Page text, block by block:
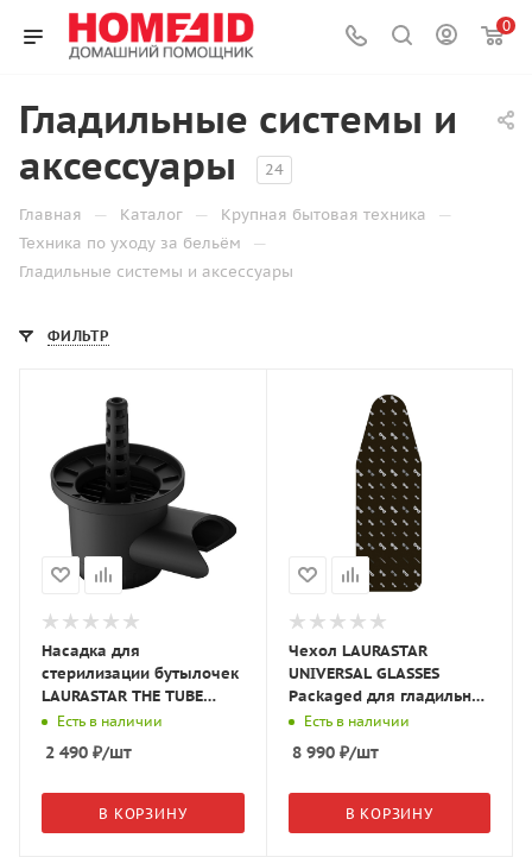
0
Гладильные системы и
аксессуары
24
Главная — Каталог — Крупная бытовая техника —
Техника по уходу за бельём —
Гладильные системы и аксессуары
ФИЛЬТР
Насадка для
стерилизации бутылочек
LAURASTAR THE TUBE
135368
Есть в наличии
2 490 ₽/шт
В КОРЗИНУ
Чехол LAURASTAR
UNIVERSAL GLASSES
Packaged для гладильной
доски 85008
Есть в наличии
8 990₽/шт
В КОРЗИНУ